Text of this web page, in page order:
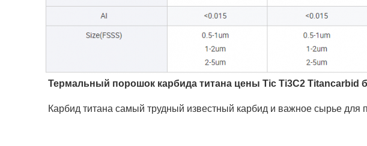
Термальный порошок карбида титана цены Tic Ti3C2 Titancarbid
Карбид титана самый трудный известный карбид и важное сырье для